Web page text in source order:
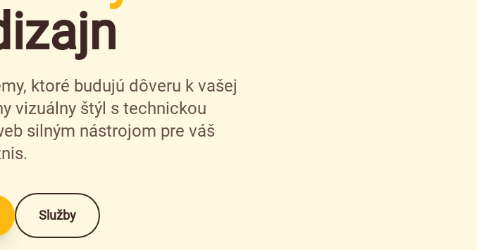
ktoré budujú dôveru k vašej
vizuálny štýl s technickou
silným nástrojom pre váš
Služby